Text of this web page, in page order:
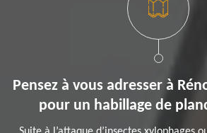
Pensez à vous adresser à
pour un habillage de